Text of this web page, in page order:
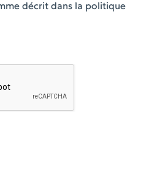
décrit dans la politique